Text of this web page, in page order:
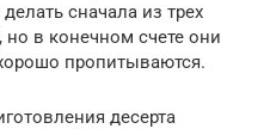
сначала из трех
в конечном счете они
пропитываются.
десерта